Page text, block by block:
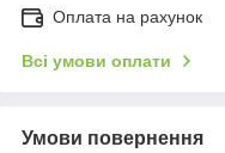
Оплата на рахунок
Всі умови оплати
Умови повернення